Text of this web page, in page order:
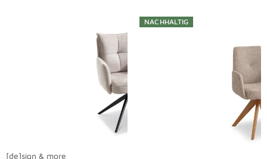
[de]sign & more
NACHHALTIG